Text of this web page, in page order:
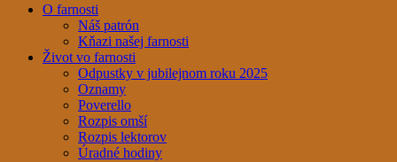
O farnosti
Náš patrón
Kňazi našej farnosti
Život vo farnosti
Odpustky v jubilejnom roku 2025
Oznamy
Poverello
Rozpis omší
Rozpis lektorov
Úradné hodiny